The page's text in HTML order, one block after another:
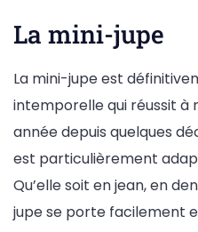
La mini-jupe
La mini-jupe est
intemporelle qui réussit à
année depuis quelques
est particulièrement
Qu’elle soit en jean, en
jupe se porte facilement